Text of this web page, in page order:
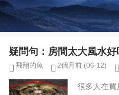
疑問句：房間太大風水好
飛翔的魚 2個月前 (06-12)
很多人在買